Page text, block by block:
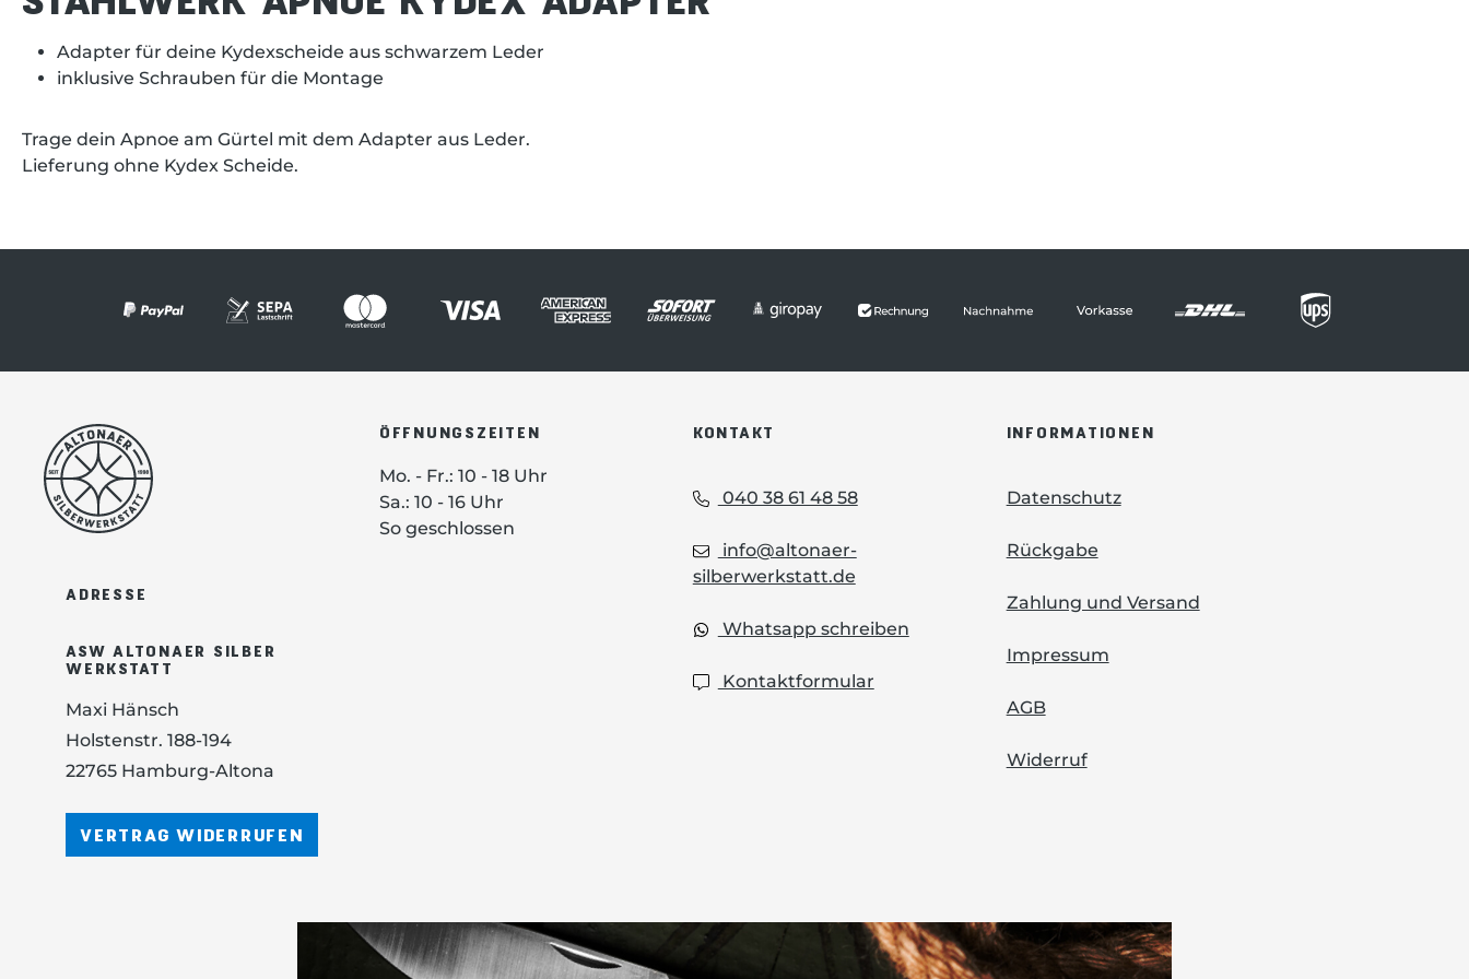
Adapter für deine Kydexscheide aus schwarzem Leder
inklusive Schrauben für die Montage
Trage dein Apnoe am Gürtel mit dem Adapter aus Leder.
Lieferung ohne Kydex Scheide.
ADRESSE
ASW ALTONAER SILBER
WERKSTATT
Maxi Hänsch
Holstenstr. 188-194
22765 Hamburg-Altona
VERTRAG WIDERRUFEN
ÖFFNUNGSZEITEN
Mo. - Fr.: 10 - 18 Uhr
Sa.: 10 - 16 Uhr
So geschlossen
KONTAKT
040 38 61 48 58
info@altonaer-
silberwerkstatt.de
Whatsapp schreiben
Kontaktformular
INFORMATIONEN
Datenschutz
Rückgabe
Zahlung und Versand
Impressum
AGB
Widerruf